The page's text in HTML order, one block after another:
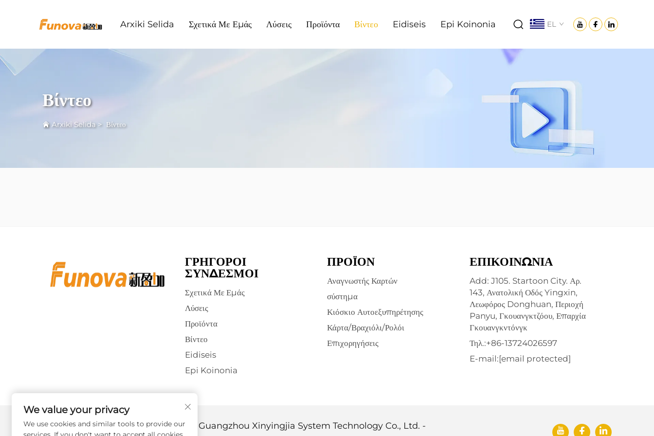
Arxiki Selida Σχετικά Με Εμάς Λύσεις Προϊόντα Βίντεο Eidiseis Epi Koinonia EL
Βίντεο
Arxiki Selida> Βίντεο
ΓΡΉΓΟΡΟΙ
ΣΎΝΔΕΣΜΟΙ
Σχετικά Με Εμάς
Λύσεις
Προϊόντα
Βίντεο
Eidiseis
Epi Koinonia
ΠΡΟΪΌΝ
Αναγνωστής Καρτών
σύστημα
Κιόσκιο Αυτοεξυπηρέτησης
Κάρτα/Βραχιόλι/Ρολόι
Επιχορηγήσεις
ΕΠΙΚΟΙΝΩΝΊΑ
Add: J105. Startoon City. Αρ.
143, Ανατολική Οδός Yingxin,
Λεωφόρος Donghuan, Περιοχή
Panyu, Γκουανγκτζόου, Επαρχία
Γκουανγκντόνγκ
Τηλ.:+86-13724026597
E-mail:[email protected]
Πνευματικά Δικαιώματα © 2025 από την Guangzhou Xinyingjia System Technology Co., Ltd. -
We value your privacy
We use cookies and similar tools to provide our